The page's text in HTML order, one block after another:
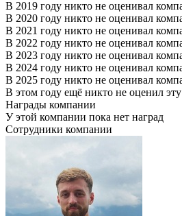
В 2019 году никто не оценивал
В 2020 году никто не оценивал
В 2021 году никто не оценивал
В 2022 году никто не оценивал
В 2023 году никто не оценивал
В 2024 году никто не оценивал
В 2025 году никто не оценивал
В этом году ещё никто не оценил
Награды компании
У этой компании пока нет наград
Сотрудники компании